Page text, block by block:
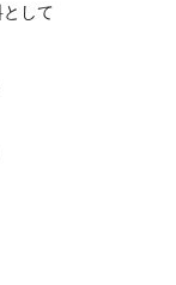
して